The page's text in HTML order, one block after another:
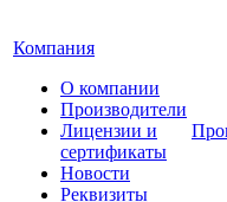
Компания
О компании
Производители
Лицензии и
сертификаты
Новости
Реквизиты